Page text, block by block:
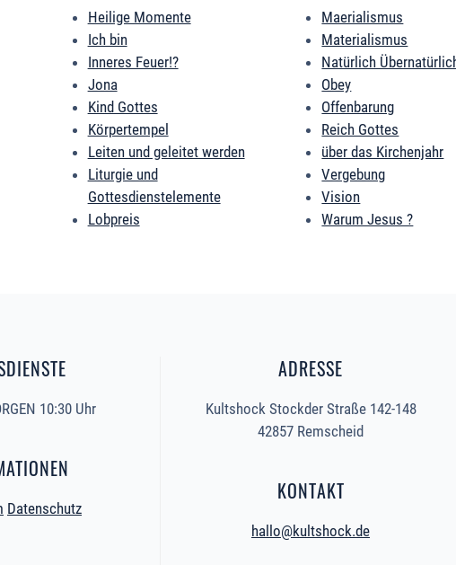
Heilige Momente
Ich bin
Inneres Feuer!?
Jona
Kind Gottes
Körpertempel
Leiten und geleitet werden
Liturgie und
Gottesdienstelemente
Lobpreis
Maerialismus
Materialismus
Natürlich
Obey
Offenbarung
Reich Gottes
über das Kirchenjahr
Vergebung
Vision
Warum Jesus ?
10:30 Uhr
Datenschutz
ADRESSE
Kultshock Stockder Straße 142-148
42857 Remscheid
KONTAKT
hallo@kultshock.de